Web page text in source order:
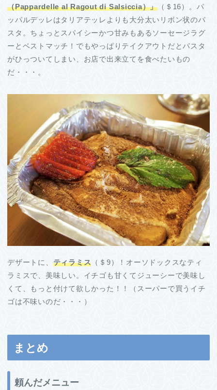
（Pappardelle al Ragout di Salsiccia）」 （＄16）。パ
ッパルデッレはタリアテッレよりも大分太いリボン状のパ
スタ。ちょっとスパイシーかつ甘みもあるソーセージラグ
ーとベストマッチ！でもやっぱりテイクアウトだとパスタ
がひっついてしまい、お店で出来立てを食べたいもの
だ・・・。
デザートに、 ティラミス （＄9）！オーソドックスなティ
ラミスで、美味しい。イチゴも甘くてジューシーで美味し
くて、もっと付けて欲しかった！！（スーパーで買うイチ
ゴは不味いのだ・・・）
まとめ
頼んだメニュー